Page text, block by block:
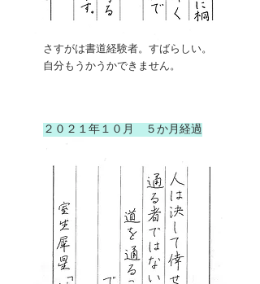
さすがは書道経験者。すばらしい。
​自分もうかうかできません。
２０２１年１０月 ５か月経過